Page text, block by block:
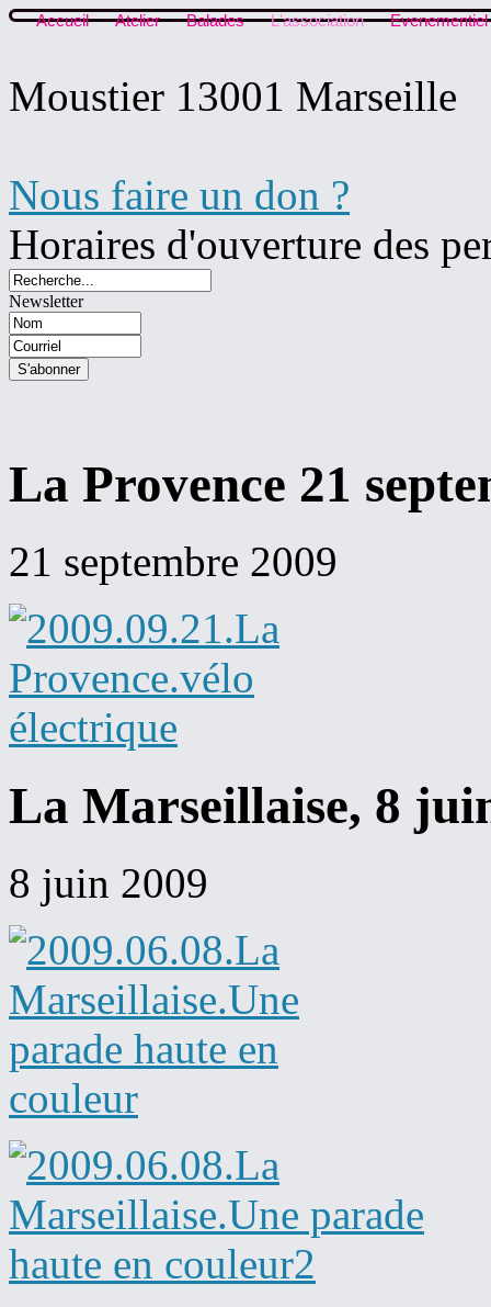
Accueil Atelier Balades L'association Evenementiel
Moustier 13001 Marseille
Nous faire un don ?
Horaires d'ouverture des
Newsletter
La Provence 21
21 septembre 2009
La Marseillaise, 8
8 juin 2009